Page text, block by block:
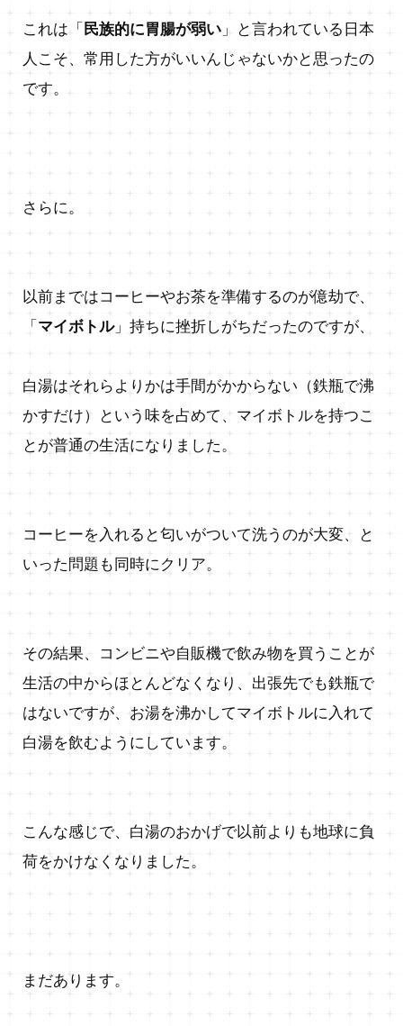
これは「民族的に胃腸が弱い 」と言われている日本
人こそ、常用した方がいいんじゃないかと思ったの
です。
さらに。
以前まではコーヒーやお茶を準備するのが億劫で、
「マイボトル」持ちに挫折しがちだったのですが、
白湯はそれらよりかは手間がかからない（鉄瓶で沸
かすだけ）という味を占めて、マイボトルを持つこ
とが普通の生活になりました。
コーヒーを入れると匂いがついて洗うのが大変、と
いった問題も同時にクリア。
その結果、コンビニや自販機で飲み物を買うことが
生活の中からほとんどなくなり、出張先でも鉄瓶で
はないですが、お湯を沸かしてマイボトルに入れて
白湯を飲むようにしています。
こんな感じで、白湯のおかげで以前よりも地球に負
荷をかけなくなりました。
まだあります。